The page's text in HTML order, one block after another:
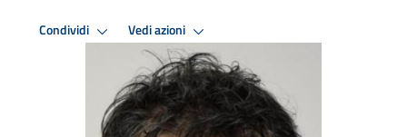
Condividi Vedi azioni